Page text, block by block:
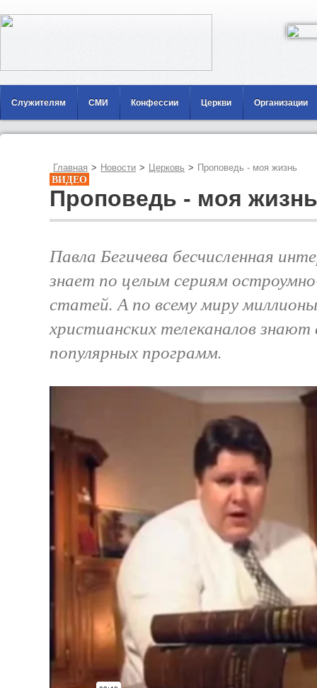
Служителям СМИ Конфессии Церкви Организации
Главная > Новости > Церковь > Проповедь - моя жизнь
ВИДЕО
Проповедь - моя жизнь
Павла Бегичева бесчисленная
знает по целым сериям
статей. А по всему миру
христианских телеканалов знают
популярных программ.